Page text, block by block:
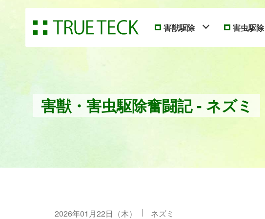
害獣駆除 害虫駆除
害獣・害虫駆除奮闘記 - ネズミ
2026年01月22日（木） ネズミ